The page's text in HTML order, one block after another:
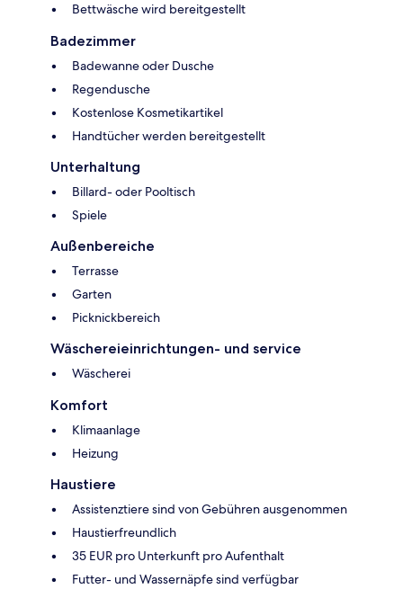
Bettwäsche wird bereitgestellt
Badezimmer
Badewanne oder Dusche
Regendusche
Kostenlose Kosmetikartikel
Handtücher werden bereitgestellt
Unterhaltung
Billard- oder Pooltisch
Spiele
Außenbereiche
Terrasse
Garten
Picknickbereich
Wäschereieinrichtungen- und service
Wäscherei
Komfort
Klimaanlage
Heizung
Haustiere
Assistenztiere sind von Gebühren ausgenommen
Haustierfreundlich
35 EUR pro Unterkunft pro Aufenthalt
Futter- und Wassernäpfe sind verfügbar